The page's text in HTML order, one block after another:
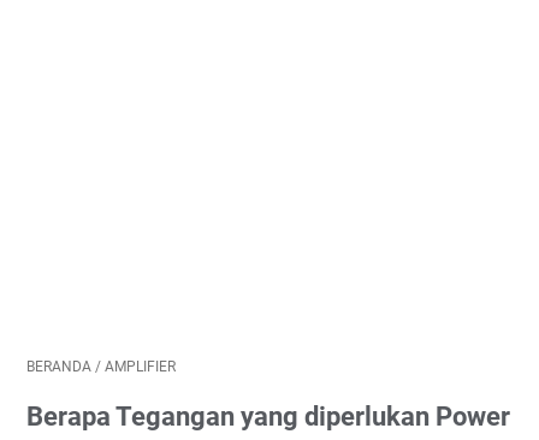
BERANDA / AMPLIFIER
Berapa Tegangan yang diperlukan Power